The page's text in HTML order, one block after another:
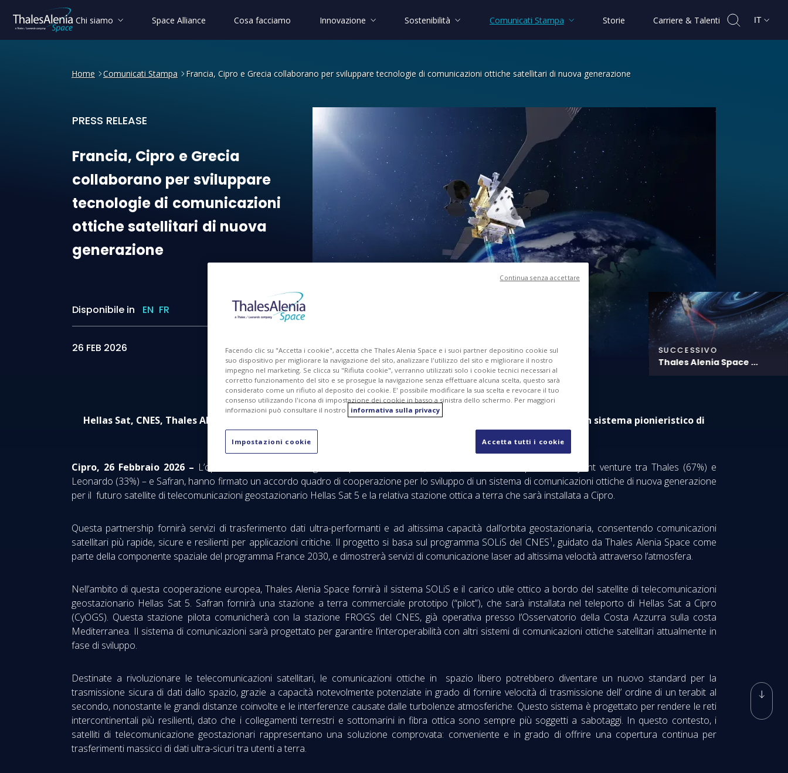
Chi siamo Space Alliance Cosa facciamo Innovazione Sostenibilità Comunicati Stampa Storie Carriere & Talenti IT
Home Comunicati Stampa Francia, Cipro e Grecia collaborano per sviluppare tecnologie di comunicazioni ottiche satellitari di nuova generazione
PRESS RELEASE
Francia, Cipro e Grecia collaborano per sviluppare tecnologie di comunicazioni ottiche satellitari di
Francia, Cipro e Grecia
collaborano per sviluppare
tecnologie di comunicazioni
ottichesatellitari di nuova
generazione
Disponibile in EN FR IMG PDF
26 FEB 2026 SUCCESSIVO
Thales Alenia Space ...
Hellas Sat, CNES, Thales Alenia Space e Safran firmano un accordo quadro di cooperazione per sviluppare un sistema pionieristico di
comunicazioni ottiche per il futuro satellite Hellas Sat 5
Cipro, 26 Febbraio 2026 – L’operatore Hellas Sat, l’agenzia spaziale francese (CNES), Thales Alenia Space – una joint venture tra Thales (67%) e
Leonardo (33%) – e Safran, hanno firmato un accordo quadro di cooperazione per lo sviluppo di un sistema di comunicazioni ottiche di nuova generazione
per il futuro satellite di telecomunicazioni geostazionario Hellas Sat 5 e la relativa stazione ottica a terra che sarà installata a Cipro.
Questa partnership fornirà servizi di trasferimento dati ultra-performanti e ad altissima capacità dall’orbita geostazionaria, consentendo comunicazioni
satellitari più rapide, sicure e resilienti per applicazioni critiche. Il progetto si basa sul programma SOLiS del CNES¹, guidato da Thales Alenia Space come
parte della componente spaziale del programma France 2030, e dimostrerà servizi di comunicazione laser ad altissima velocità attraverso l’atmosfera.
Nell’ambito di questa cooperazione europea, Thales Alenia Space fornirà il sistema SOLiS e il carico utile ottico a bordo del satellite di telecomunicazioni
geostazionario Hellas Sat 5. Safran fornirà una stazione a terra commerciale prototipo (“pilot”), che sarà installata nel teleporto di Hellas Sat a Cipro
(CyOGS). Questa stazione pilota comunicherà con la stazione FROGS del CNES, già operativa presso l’Osservatorio della Costa Azzurra sulla costa
Mediterranea. Il sistema di comunicazioni sarà progettato per garantire l’interoperabilità con altri sistemi di comunicazioni ottiche satellitari attualmente in
fase di sviluppo.
Destinate a rivoluzionare le telecomunicazioni satellitari, le comunicazioni ottiche in spazio libero potrebbero diventare un nuovo standard per la
trasmissione sicura di dati dallo spazio, grazie a capacità notevolmente potenziate in grado di fornire velocità di trasmissione dell’ ordine di un terabit al
secondo, nonostante le grandi distanze coinvolte e le interferenze causate dalle turbolenze atmosferiche. Questo sistema è progettato per rendere le reti
intercontinentali più resilienti, dato che i collegamenti terrestri e sottomarini in fibra ottica sono sempre più soggetti a sabotaggi. In questo contesto, i
satelliti di telecomunicazione geostazionari rappresentano una soluzione comprovata: conveniente e in grado di offrire una copertura continua per
trasferimenti massicci di dati ultra-sicuri tra utenti a terra.
Facendo clic su "Accetta i cookie", accetta che Thales Alenia Space e i suoi partner depositino cookie sul
suo dispositivo per migliorare la navigazione del sito, analizzare l'utilizzo del sito e migliorare il nostro
impegno nel marketing. Se clicca su "Rifiuta cookie", verranno utilizzati solo i cookie tecnici necessari al
corretto funzionamento del sito e se prosegue la navigazione senza effettuare alcuna scelta, questo sarà
considerato come un rifiuto al deposito dei cookie. E' possibile modificare la sua scelta e revocare il tuo
consenso utilizzando l'icona di impostazione dei cookie in basso a sinistra dello schermo. Per maggiori
informazioni può consultare il nostro
informativa sulla privacy
Impostazioni cookie Accetta tutti i cookie
Continua senza accettare